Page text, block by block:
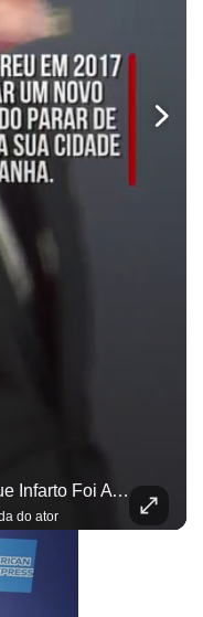
Antonio Banderas Revela Por Que Infarto Foi A ‘melhor Coisa’ Que Já Aconteceu Com Ele
do ator